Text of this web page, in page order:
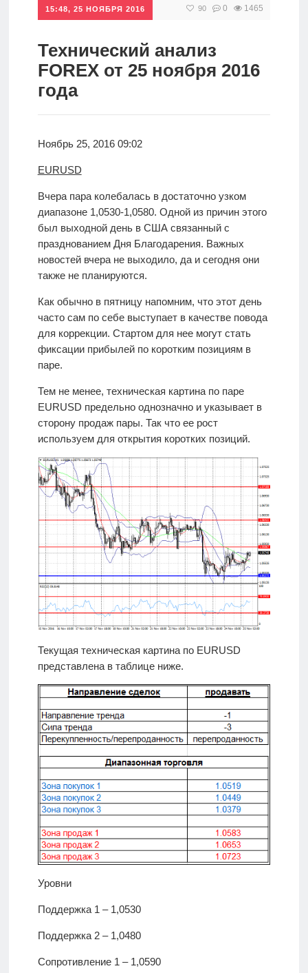
Инвестиции
Дивиденды
Волновой
Видео
Сделано
15:48, 25 НОЯБРЯ 2016 90 0 1465
​Технический анализ
FOREX от 25 ноября 2016
года
Ноябрь 25, 2016 09:02
EURUSD
Вчера пара колебалась в достаточно узком
диапазоне 1,0530-1,0580. Одной из причин этого
был выходной день в США связанный с
празднованием Дня Благодарения. Важных
новостей вчера не выходило, да и сегодня они
также не планируются.
Как обычно в пятницу напомним, что этот день
часто сам по себе выступает в качестве повода
для коррекции. Стартом для нее могут стать
фиксации прибылей по коротким позициям в
паре.
Тем не менее, техническая картина по паре
EURUSD предельно однозначно и указывает в
сторону продаж пары. Так что ее рост
используем для открытия коротких позиций.
Текущая техническая картина по EURUSD
представлена в таблице ниже.
Уровни
Поддержка 1 – 1,0530
Поддержка 2 – 1,0480
Сопротивление 1 – 1,0590